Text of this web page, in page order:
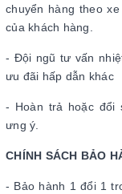
chuyển hàng theo
của khách hàng.
- Đội ngũ tư vấn
ưu đãi hấp dẫn khác
- Hoàn trả hoặc đổi
ưng ý.
CHÍNH SÁCH BẢO
- Bảo hành 1 đổi 1